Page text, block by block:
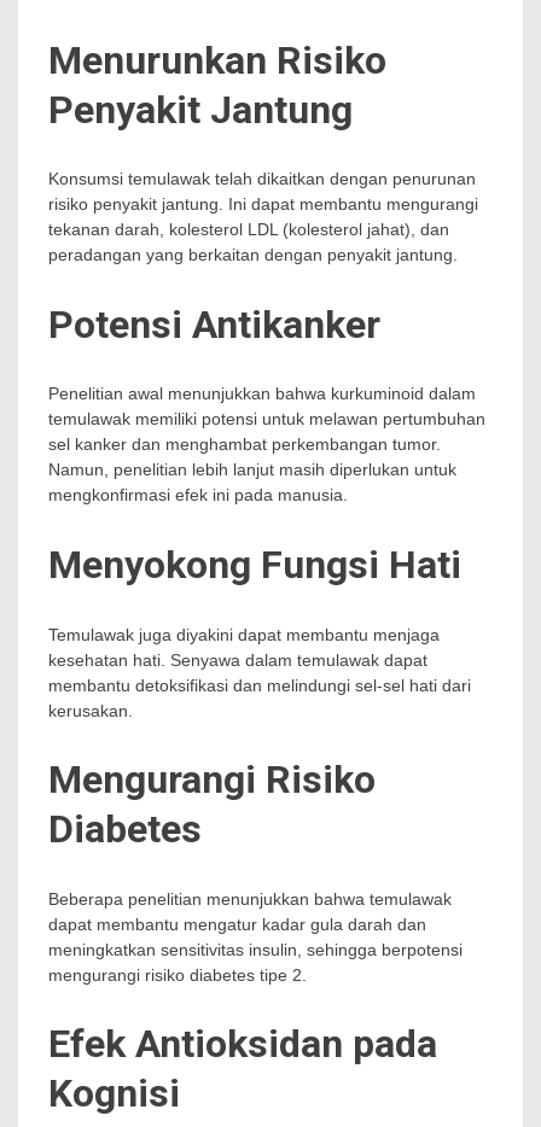
Menurunkan Risiko
Penyakit Jantung
Konsumsi temulawak telah dikaitkan dengan penurunan
risiko penyakit jantung. Ini dapat membantu mengurangi
tekanan darah, kolesterol LDL (kolesterol jahat), dan
peradangan yang berkaitan dengan penyakit jantung.
Potensi Antikanker
Penelitian awal menunjukkan bahwa kurkuminoid dalam
temulawak memiliki potensi untuk melawan pertumbuhan
sel kanker dan menghambat perkembangan tumor.
Namun, penelitian lebih lanjut masih diperlukan untuk
mengkonfirmasi efek ini pada manusia.
Menyokong Fungsi Hati
Temulawak juga diyakini dapat membantu menjaga
kesehatan hati. Senyawa dalam temulawak dapat
membantu detoksifikasi dan melindungi sel-sel hati dari
kerusakan.
Mengurangi Risiko
Diabetes
Beberapa penelitian menunjukkan bahwa temulawak
dapat membantu mengatur kadar gula darah dan
meningkatkan sensitivitas insulin, sehingga berpotensi
mengurangi risiko diabetes tipe 2.
Efek Antioksidan pada
Kognisi